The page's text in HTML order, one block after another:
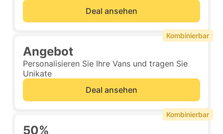
Deal ansehen
Angebot
Personalisieren Sie Ihre Vans und tragen Sie
Unikate
Deal ansehen
Kombinierbar
50%
Kombinierbar